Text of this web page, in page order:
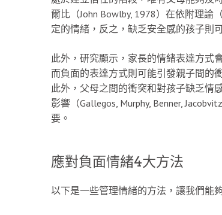
爾比（John Bowlby, 1978）在依附理
定的情緒，反之，缺乏安全感的孩子則
此外，研究顯示，家長的情緒表達方式
而負面的表達方式則可能引發親子間的
此外，父母之間的衝突和對孩子缺乏情
影響（Gallegos, Murphy, Benner,
要。
應對負面情緒4大方法
以下是一些管理情緒的方法，讓我們能